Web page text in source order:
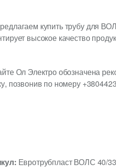
купить трубу для
высокое качество
Ол Электро обозначена
позвонив по номеру
Евротрубпласт ВОЛС 40/33